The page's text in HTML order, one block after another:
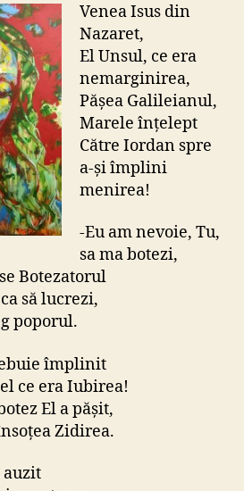
Venea Isus din
Nazaret,
El Unsul, ce era
nemarginirea,
Pășea Galileianul,
Marele înțelept
Către Iordan spre
a-și împlini
menirea!
-Eu am nevoie, Tu,
sa ma botezi,
Botezatorul
să lucrezi,
poporul.
împlinit
ce era Iubirea!
El a pășit,
Zidirea.
auzit